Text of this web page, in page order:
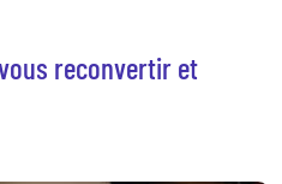
reconvertir et